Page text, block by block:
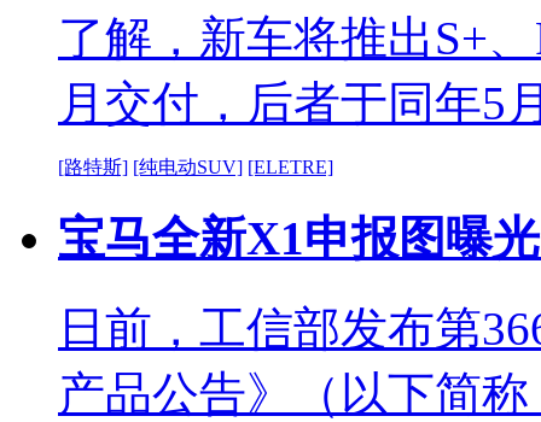
了解，新车将推出S+
月交付，后者于同年5
[路特斯] [纯电动SUV] [ELETRE]
宝马全新X1申报图曝
日前，工信部发布第
产品公告》（以下简